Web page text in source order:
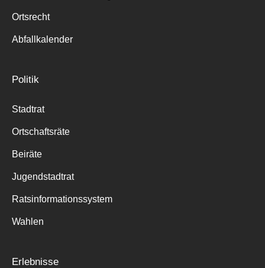
Ortsrecht
Abfallkalender
Politik
Stadtrat
Ortschaftsräte
Beiräte
Jugendstadtrat
Ratsinformationssystem
Wahlen
Erlebnisse